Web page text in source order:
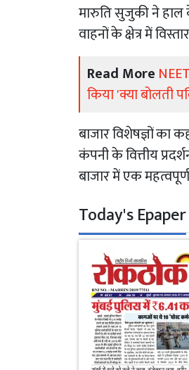
मारुति सुजुकी ने हाल
वाहनों के क्षेत्र में
Read More
किया 'क्या बोलती
बाजार विशेषज्ञों का
कंपनी के वित्तीय
बाजार में एक
Today's Epaper